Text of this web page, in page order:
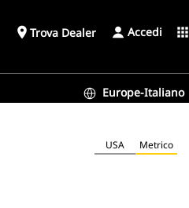
place Trova Dealer Accedi apps
Europe-Italiano
USA Metrico